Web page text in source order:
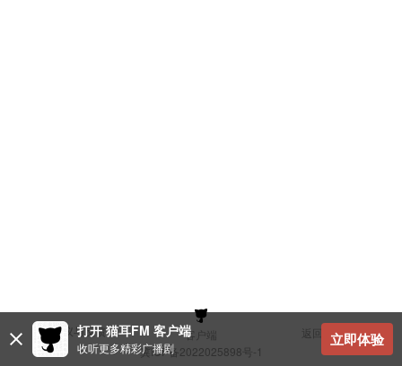
建议与反馈 客户端
返回顶部
冀ICP备2022025898号-1
打开 猫耳FM 客户端
收听更多精彩广播剧 立即体验